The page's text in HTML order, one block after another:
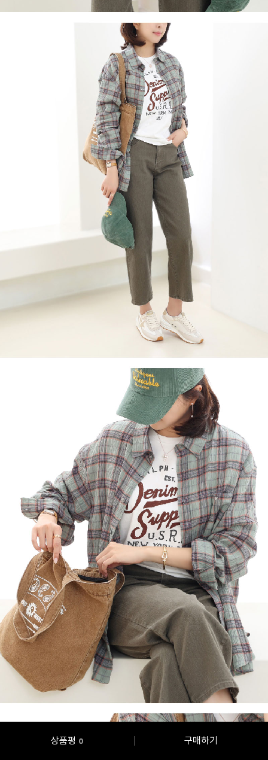
상품평 0 구매하기